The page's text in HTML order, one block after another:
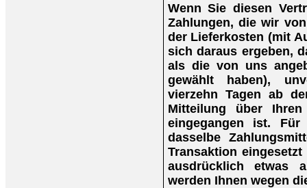
Wenn Sie diesen
Zahlungen, die wir
der Lieferkosten (mit
sich daraus ergeben,
als die von uns
gewählt haben),
vierzehn Tagen ab
Mitteilung über
eingegangen ist.
dasselbe
Transaktion
ausdrücklich etwas
werden Ihnen wegen